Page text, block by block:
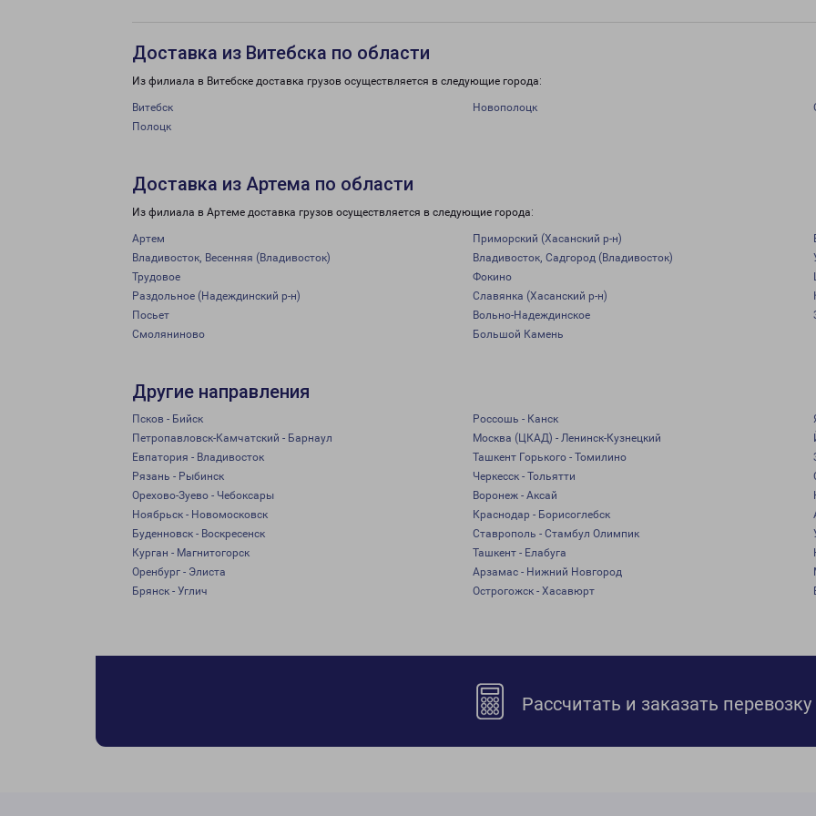
Доставка из Витебска по области
Из филиала в Витебске доставка грузов осуществляется в следующие города:
Витебск Новополоцк
Полоцк
Доставка из Артема по области
Из филиала в Артеме доставка грузов осуществляется в следующие города:
Артем Приморский (Хасанский р-н)
Владивосток, Весенняя (Владивосток)
Владивосток, Садгород (Владивосток)
Трудовое
Фокино
Раздольное (Надеждинский р-н)
Славянка (Хасанский р-н)
Посьет
Вольно-Надеждинское
Смоляниново
Большой Камень
Другие направления
Псков - Бийск Россошь - Канск
Петропавловск-Камчатский - Барнаул
Москва (ЦКАД) - Ленинск-Кузнецкий
Евпатория - Владивосток
Ташкент Горького - Томилино
Рязань - Рыбинск
Черкесск - Тольятти
Орехово-Зуево - Чебоксары
Воронеж - Аксай
Ноябрьск - Новомосковск
Краснодар - Борисоглебск
Буденновск - Воскресенск
Ставрополь - Стамбул Олимпик
Курган - Магнитогорск
Ташкент - Елабуга
Оренбург - Элиста
Арзамас - Нижний Новгород
Брянск - Углич
Острогожск - Хасавюрт
Рассчитать и заказать перевозку